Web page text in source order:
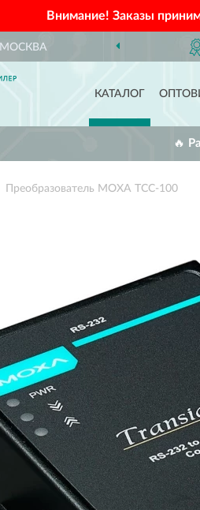
Внимание! Заказы
МОСКВА
КАТАЛОГ
🔥
Преобразователь MOXA TCC-100